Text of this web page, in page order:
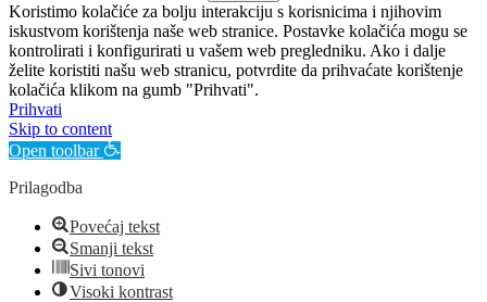
Koristimo kolačiće za bolju interakciju s korisnicima i njihovim
iskustvom korištenja naše web stranice. Postavke kolačića mogu se
kontrolirati i konfigurirati u vašem web pregledniku. Ako i dalje
želite koristiti našu web stranicu, potvrdite da prihvaćate korištenje
kolačića klikom na gumb "Prihvati".
Prihvati
Skip to content
Open toolbar
Prilagodba
Povećaj tekst
Smanji tekst
Sivi tonovi
Visoki kontrast